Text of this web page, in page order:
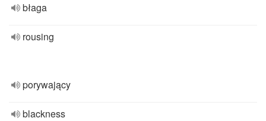
błaga
rousing
porywający
blackness